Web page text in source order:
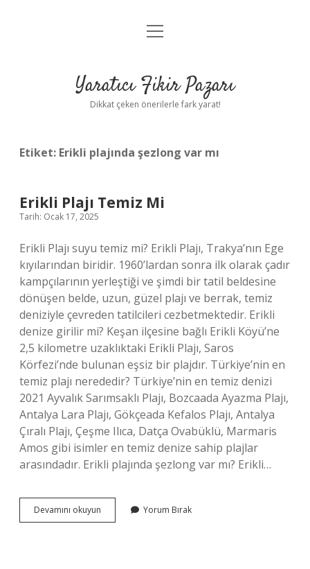
Anasayfa
Yasal Uyarı
menüyü
Yaratıcı Fikir Pazarı
Dikkat çeken önerilerle fark yarat!
Etiket: Erikli plajında şezlong var mı
Erikli Plajı Temiz Mi
Tarih: Ocak 17, 2025
Erikli Plajı suyu temiz mi? Erikli Plajı, Trakya’nın Ege
kıyılarından biridir. 1960’lardan sonra ilk olarak çadır
kampçılarının yerleştiği ve şimdi bir tatil beldesine
dönüşen belde, uzun, güzel plajı ve berrak, temiz
deniziyle çevreden tatilcileri cezbetmektedir. Erikli
denize girilir mi? Keşan ilçesine bağlı Erikli Köyü’ne
2,5 kilometre uzaklıktaki Erikli Plajı, Saros
Körfezi’nde bulunan eşsiz bir plajdır. Türkiye’nin en
temiz plajı nerededir? Türkiye’nin en temiz denizi
2021 Ayvalık Sarımsaklı Plajı, Bozcaada Ayazma Plajı,
Antalya Lara Plajı, Gökçeada Kefalos Plajı, Antalya
Çıralı Plajı, Çeşme Ilıca, Datça Ovabüklü, Marmaris
Amos gibi isimler en temiz denize sahip plajlar
arasındadır. Erikli plajında şezlong var mı? Erikli…
Devamını okuyun
Plajı
Yorum Bırak